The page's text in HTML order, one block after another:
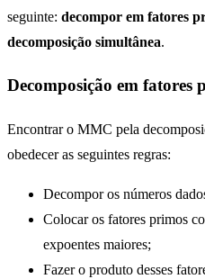
seguinte: decompor em fatores
decomposição simultânea.
Decomposição em fatores
Encontrar o MMC pela
obedecer as seguintes regras:
Decompor os números
Colocar os fatores primos
expoentes maiores;
Fazer o produto desses